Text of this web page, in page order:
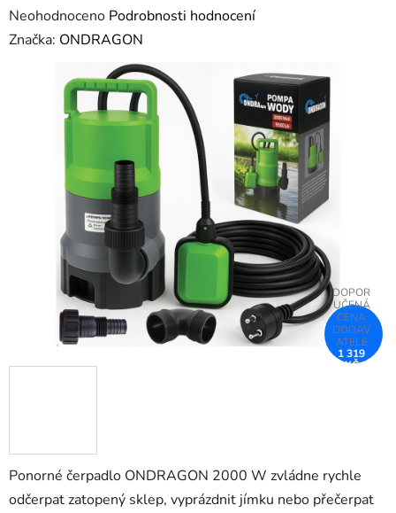
Ponorné čerpadlo ONDRAGON 2000 W zvládne rychle
odčerpat zatopený sklep, vyprázdnit jímku nebo přečerpat
Průměrné
hodnocení
hvězdiček.
Neohodnoceno Podrobnosti hodnocení
Značka: ONDRAGON
1 319
KČ